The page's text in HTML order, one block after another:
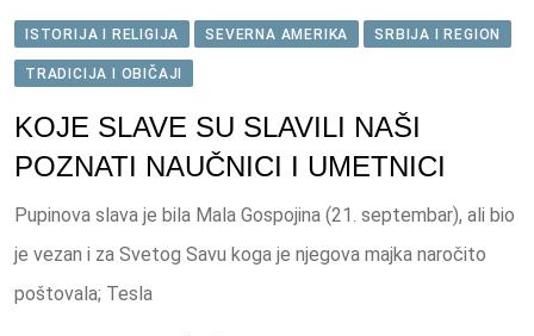
ISTORIJA I RELIGIJA SEVERNA AMERIKA SRBIJA I REGION
TRADICIJA I OBIČAJI
KOJE SLAVE SU SLAVILI NAŠI
POZNATI NAUČNICI I UMETNICI
Pupinova slava je bila Mala Gospojina (21. septembar), ali bio
je vezan i za Svetog Savu koga je njegova majka naročito
poštovala; Tesla